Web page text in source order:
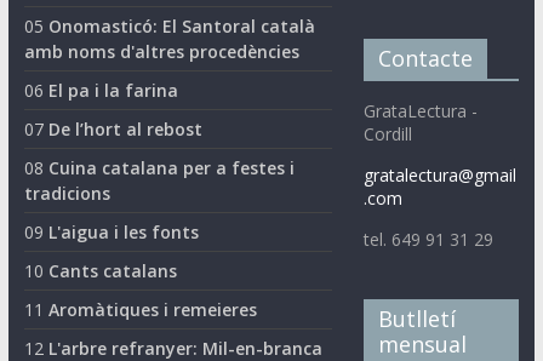
05 Onomasticó: El Santoral català
amb noms d'altres procedències
06 El pa i la farina
07 De l’hort al rebost
08 Cuina catalana per a festes i
tradicions
09 L'aigua i les fonts
10 Cants catalans
11 Aromàtiques i remeieres
12 L'arbre refranyer: Mil-en-branca
Contacte
GrataLectura -
Cordill
gratalectura@gmail
.com
tel. 649 91 31 29
Butlletí
mensual